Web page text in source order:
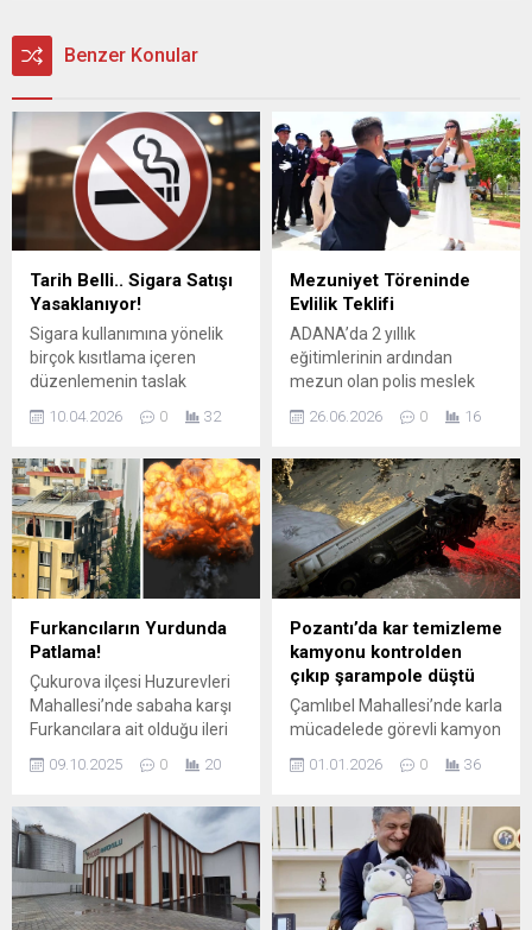
Benzer Konular
Tarih Belli.. Sigara Satışı
Yasaklanıyor!
Sigara kullanımına yönelik
birçok kısıtlama içeren
düzenlemenin taslak
Parti grubu tarafından
restoranlar başta olmak
üzere birçok kamusal
alanda sigara içilmesi
tamamen yasaklanacak.
Değişiklikle birlikte açık-
kapalı alan olmasına
bakılmaksızın yalnızca daha
önceden belirlenmiş
imkan verilecek. Buna göre
ibadethane, okul öncesi
eğitim...
10.04.2026 0 32
Mezuniyet Töreninde
Evlilik Teklifi
ADANA’da 2 yıllık
eğitimlerinin ardından
mezun olan polis meslek
yemin edip, kep attı.
adaylarından Hasan Coşar
(25), 8 yıllık kız arkadaşı
Şeymanur Aşçı’ya (25) evlilik
teklifi etti. Aşçı, teklifi kabul
etti. Adana Kemal Serhadlı
Polis Meslek Yüksekokulu
32’nci dönem mezunlarını
verdi. 2 yıldır eğitim...
26.06.2026 0 16
Furkancıların Yurdunda
Patlama!
Çukurova ilçesi Huzurevleri
Mahallesi’nde sabaha karşı
Furkancılara ait olduğu ileri
patlama meydana geldi.
yangın çıktı. İhbar üzerine
bölgeye çok sayıda itfaiye,
sağlık ve polis ekibi sevk
edildi. Ekiplerin hızlı
müdahalesiyle yangın kısa
09.10.2025 0 20
Pozantı’da kar temizleme
kamyonu kontrolden
çıkıp şarampole düştü
Çamlıbel Mahallesi’nde karla
mücadelede görevli kamyon
şarampole devrildi; sürücü
aracı çıkarma çalışmaları
başlatıldı. Adana’nın Pozantı
ilçesinde, karla mücadele
çalışmalarında görevli bir
kamyon şarampole devrildi.
01.01.2026 0 36